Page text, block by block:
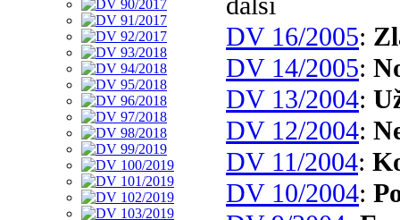
DV 16/2005:
DV 14/2005:
DV 13/2004:
DV 12/2004:
DV 11/2004:
DV 10/2004: